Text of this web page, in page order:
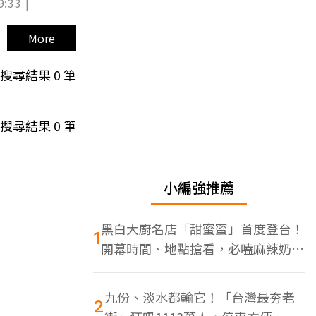
More
搜尋結果0筆
搜尋結果0筆
小編強推薦
1黑白大廚名店「甜蜜蜜」首度登台！
開幕時間、地點搶看，必嗑麻辣奶油
蝦
2九份、淡水都輸它！「台灣最夯老